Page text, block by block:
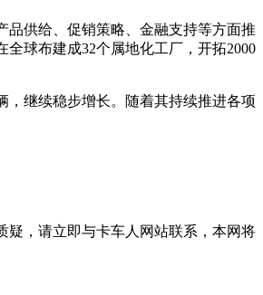
品供给、促销策略、金融支持等方面推
球布建成32个属地化工厂，开拓2000
，继续稳步增长。随着其持续推进各项
疑，请立即与卡车人网站联系，本网将